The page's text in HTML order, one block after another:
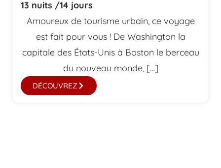
13 nuits /14 jours
Amoureux de tourisme urbain, ce voyage
est fait pour vous ! De Washington la
capitale des États-Unis à Boston le berceau
du nouveau monde, […]
DÉCOUVREZ